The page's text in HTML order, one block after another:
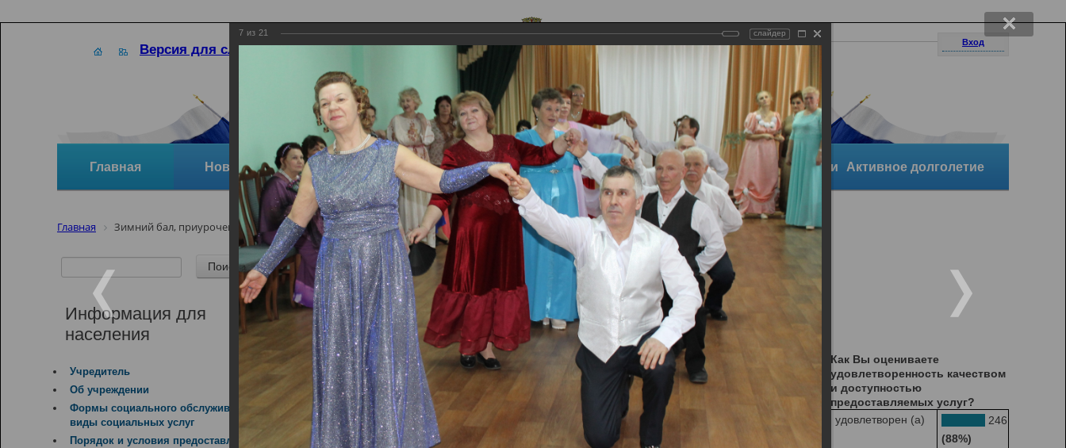
Версия для слабовидящих Вход
ОФИЦИАЛЬНЫЙ САЙТ
Главная Новости Отзывы и предложения Контакты Обратная связь Структура организации Активное долголетие
Главная Зимний бал, приуроченный ко дню памяти А.С.Пушкина Новости
Зимний бал, приуроченный ко дню памяти
А.С.Пушкина
Зимний бал, приуроченный ко дню памяти А.С.Пушкина
14.02.2019
Информация для
населения
Учредитель
Об учреждении
Формы социального обслуживания,
виды социальных услуг
Порядок и условия предоставления
Как Вы оцениваете
удовлетворенность качеством
и доступностью
предоставляемых услуг?
удовлетворен (а)
246
(88%)
7 из 21 слайдер